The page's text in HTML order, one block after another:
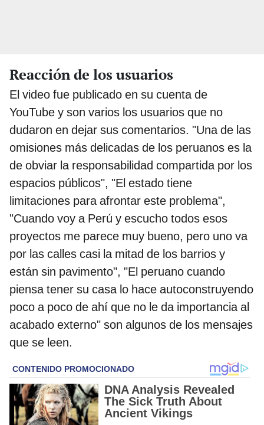
Reacción de los usuarios
El video fue publicado en su cuenta de
YouTube y son varios los usuarios que no
dudaron en dejar sus comentarios. "Una de las
omisiones más delicadas de los peruanos es la
de obviar la responsabilidad compartida por los
espacios públicos", "El estado tiene
limitaciones para afrontar este problema",
"Cuando voy a Perú y escucho todos esos
proyectos me parece muy bueno, pero uno va
por las calles casi la mitad de los barrios y
están sin pavimento", "El peruano cuando
piensa tener su casa lo hace autoconstruyendo
poco a poco de ahí que no le da importancia al
acabado externo" son algunos de los mensajes
que se leen.